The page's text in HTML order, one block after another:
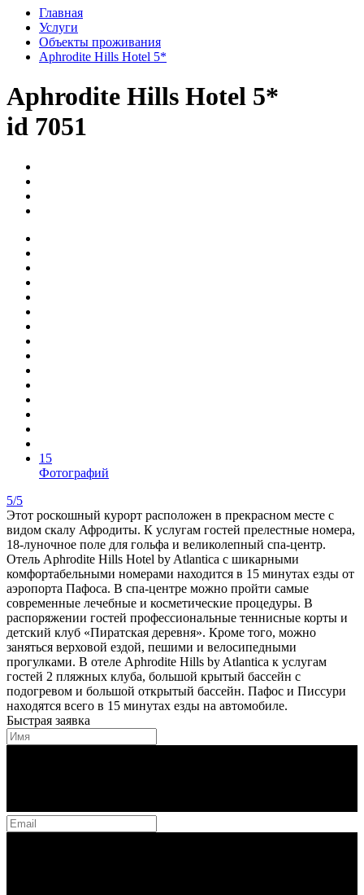
Главная
Услуги
Объекты проживания
Aphrodite Hills Hotel 5*
Aphrodite Hills Hotel 5*
id 7051
15
Фотографий
5/5
Этот роскошный курорт расположен в прекрасном месте с
видом скалу Афродиты. К услугам гостей прелестные номера,
18-луночное поле для гольфа и великолепный спа-центр.
Отель Aphrodite Hills Hotel by Atlantica с шикарными
комфортабельными номерами находится в 15 минутах езды от
аэропорта Пафоса. В спа-центре можно пройти самые
современные лечебные и косметические процедуры. В
распоряжении гостей профессиональные теннисные корты и
детский клуб «Пиратская деревня». Кроме того, можно
заняться верховой ездой, пешими и велосипедными
прогулками. В отеле Aphrodite Hills by Atlantica к услугам
гостей 2 пляжных клуба, большой крытый бассейн с
подогревом и большой открытый бассейн. Пафос и Писсури
находятся всего в 15 минутах езды на автомобиле.
Быстрая заявка